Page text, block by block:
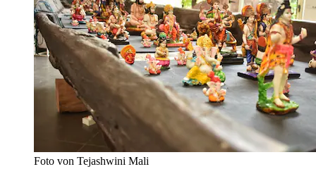
Foto von Tejashwini Mali